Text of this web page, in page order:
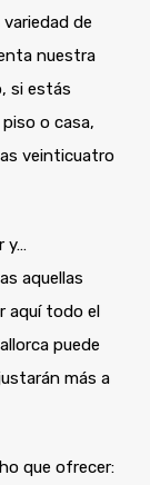
de
nuestra
si estás
o casa,
veinticuatro
y…
aquellas
aquí todo el
puede
más a
que ofrecer: